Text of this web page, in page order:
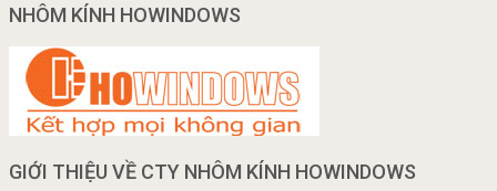
NHÔM KÍNH HOWINDOWS
GIỚI THIỆU VỀ CTY NHÔM KÍNH HOWINDOWS